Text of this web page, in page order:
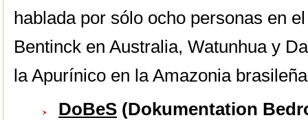
hablada por sólo ocho personas en
Bentinck en Australia, Watunhua y
la Apurínico en la Amazonia
DoBeS (Dokumentation